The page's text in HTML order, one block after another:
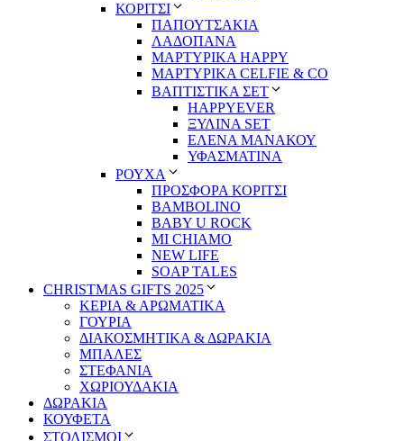
ΚΟΡΙΤΣΙ
ΠΑΠΟΥΤΣΑΚΙΑ
ΛΑΔΟΠΑΝΑ
ΜΑΡΤΥΡΙΚΑ HAPPY
ΜΑΡΤΥΡΙΚΑ CELFIE & CO
ΒΑΠΤΙΣΤΙΚΑ ΣΕΤ
HAPPYEVER
ΞΥΛΙΝΑ SET
ΕΛΕΝΑ ΜΑΝΑΚΟΥ
ΥΦΑΣΜΑΤΙΝΑ
ΡΟΥΧΑ
ΠΡΟΣΦΟΡΑ ΚΟΡΙΤΣΙ
BAMBOLINO
BABY U ROCK
MI CHIAMO
NEW LIFE
SOAP TALES
CHRISTMAS GIFTS 2025
ΚΕΡΙΑ & ΑΡΩΜΑΤΙΚΑ
ΓΟΥΡΙΑ
ΔΙΑΚΟΣΜΗΤΙΚΑ & ΔΩΡΑΚΙΑ
ΜΠΑΛΕΣ
ΣΤΕΦΑΝΙΑ
ΧΩΡΙΟΥΔΑΚΙΑ
ΔΩΡΑΚΙΑ
ΚΟΥΦΕΤΑ
ΣΤΟΛΙΣΜΟΙ